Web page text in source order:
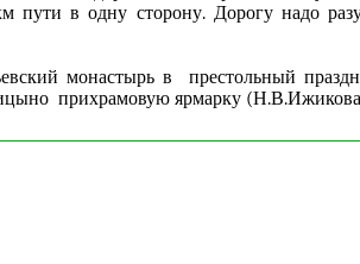
пути в одну сторону. Дорогу надо
монастырь в престольный
прихрамовую ярмарку